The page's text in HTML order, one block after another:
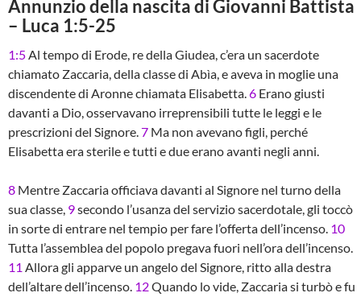
Annunzio della nascita di Giovanni Battista
– Luca 1:5-25
1:5Al tempo di Erode, re della Giudea, c’era un sacerdote
chiamato Zaccaria, della classe di Abìa, e aveva in moglie una
discendente di Aronne chiamata Elisabetta.6 Erano giusti
davanti a Dio, osservavano irreprensibili tutte le leggi e le
prescrizioni del Signore.7 Ma non avevano figli, perché
Elisabetta era sterile e tutti e due erano avanti negli anni.
8 Mentre Zaccaria officiava davanti al Signore nel turno della
sua classe, 9secondo l’usanza del servizio sacerdotale, gli toccò
in sorte di entrare nel tempio per fare l’offerta dell’incenso. 10
Tutta l’assemblea del popolo pregava fuori nell’ora dell’incenso.
11 Allora gli apparve un angelo del Signore, ritto alla destra
dell’altare dell’incenso. 12Quando lo vide, Zaccaria si turbò e fu